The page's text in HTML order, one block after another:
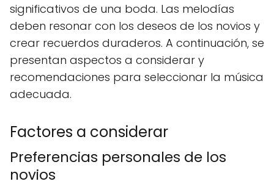
significativos de una boda. Las melodías
deben resonar con los deseos de los novios y
crear recuerdos duraderos. A continuación, se
presentan aspectos a considerar y
recomendaciones para seleccionar la música
adecuada.
Factores a considerar
Preferencias personales de los
novios